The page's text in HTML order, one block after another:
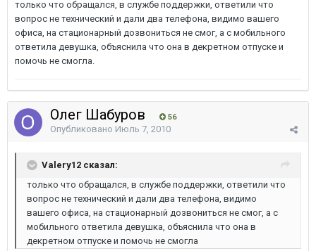
только что обращался, в службе поддержки, ответили что
вопрос не технический и дали два телефона, видимо вашего
офиса, на стационарный дозвониться не смог, а с мобильного
ответила девушка, объяснила что она в декретном отпуске и
помочь не смогла.
Олег Шабуров 56
Опубликовано Июль 7, 2010
Valery12 сказал:
только что обращался, в службе поддержки, ответили что
вопрос не технический и дали два телефона, видимо
вашего офиса, на стационарный дозвониться не смог, а с
мобильного ответила девушка, объяснила что она в
декретном отпуске и помочь не смогла